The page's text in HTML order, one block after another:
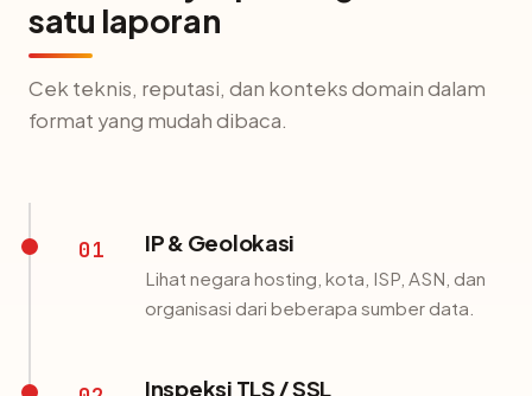
satu laporan
Cek teknis, reputasi, dan konteks domain dalam
format yang mudah dibaca.
01 IP & Geolokasi
Lihat negara hosting, kota, ISP, ASN, dan
organisasi dari beberapa sumber data.
Inspeksi TLS / SSL